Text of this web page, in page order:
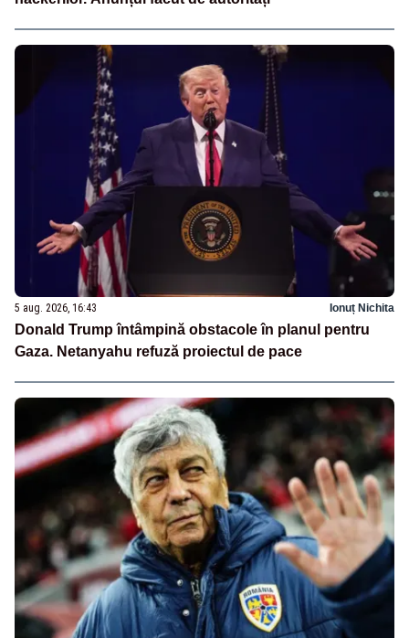
5 aug. 2026, 16:43 Ionuț Nichita
Donald Trump întâmpină obstacole în planul pentru
Gaza. Netanyahu refuză proiectul de pace